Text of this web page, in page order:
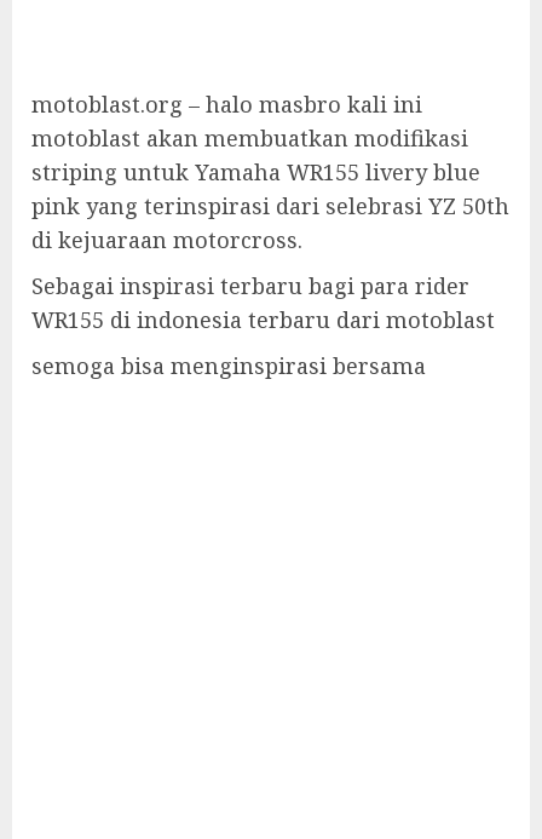
motoblast.org – halo masbro kali ini
motoblast akan membuatkan modifikasi
striping untuk Yamaha WR155 livery blue
pink yang terinspirasi dari selebrasi YZ 50th
di kejuaraan motorcross.
Sebagai inspirasi terbaru bagi para rider
WR155 di indonesia terbaru dari motoblast
semoga bisa menginspirasi bersama